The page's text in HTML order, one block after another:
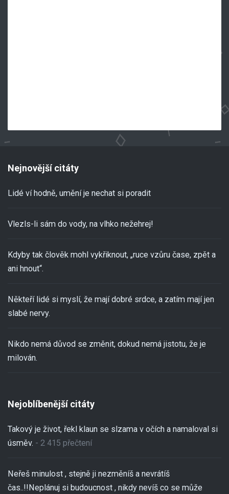
Nejnovější citáty
Lidé ví hodně, umění je nechat si poradit
Vlezls-li sám do vody, na vlhko nežehrej!
Kdyby tak člověk mohl vykřiknout, „ruce vzůru čase, zpět a
ani hnout“.
Někteří lidé si myslí, že mají dobré srdce, a zatím mají jen
slabé nervy.
Nikdo nemá důvod se změnit, dokud nemá jistotu, že je
milován.
Nejoblíbenější citáty
Takový je život, řekl klaun se slzama v očích a namaloval si
úsměv. - 2 415 přečtení
Neřeš minulost , stejně ji nezměníš a nevrátíš
čas..!!Neplánuj si budoucnost , nikdy nevíš co se může